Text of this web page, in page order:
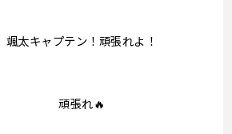
颯太キャプテン！頑張れよ！
頑張れ🔥